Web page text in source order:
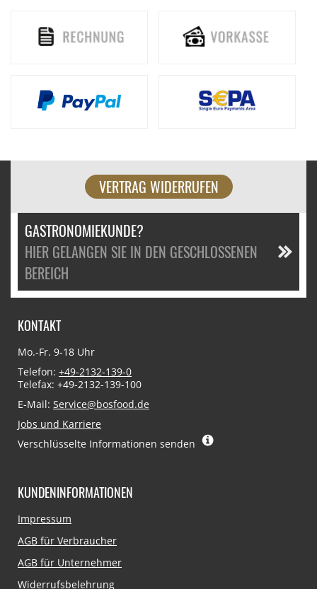
VERTRAG WIDERRUFEN
GASTRONOMIEKUNDE?
HIER GELANGEN SIE IN DEN GESCHLOSSENEN
BEREICH
KONTAKT
Mo.-Fr. 9-18 Uhr
Telefon: +49-2132-139-0
Telefax: +49-2132-139-100
E-Mail: Service@bosfood.de
Jobs und Karriere
Verschlüsselte Informationen senden
KUNDENINFORMATIONEN
Navigation
Impressum
AGB für Verbraucher
AGB für Unternehmer
Widerrufsbelehrung